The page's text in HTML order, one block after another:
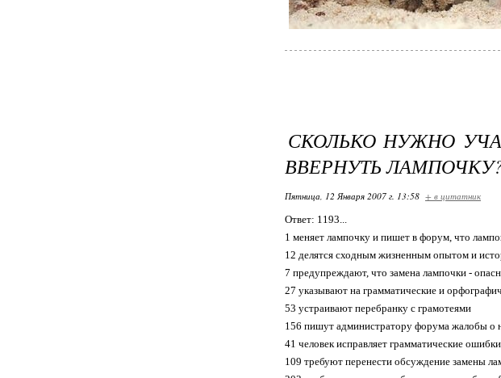
СКОЛЬКО НУЖНО
ВВЕРНУТЬ
Пятница, 12 Января 2007 г. 13:58 + в цитатник
Ответ: 1193...
1 меняет лампочку и пишет в форум, что
12 делятся сходным жизненным опытом и
7 предупреждают, что замена лампочки -
27 указывают на грамматические и
53 устраивают перебранку с грамотеями
156 пишут администратору форума жалобы о
41 человек исправляет грамматические
109 требуют перенести обсуждение замены